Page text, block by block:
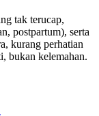
tak terucap,
postpartum), serta
kurang perhatian
bukan kelemahan.